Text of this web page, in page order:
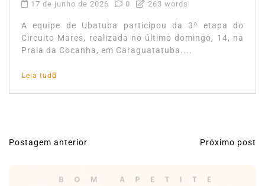
17 de junho de 2026 0 263 words
A equipe de Ubatuba participou da 3ª etapa do
Circuito Mares, realizada no último domingo, 14, na
Praia da Cocanha, em Caraguatatuba....
Leia tudo
N
Postagem anterior Próximo post